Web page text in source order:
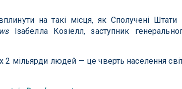
на такі місця, як Сполучені Штати
Ізабелла Козіелл, заступник
2 мільярди людей — це чверть населення